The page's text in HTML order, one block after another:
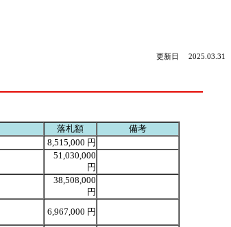
更新日 2025.03.31
落札額
備考
8,515,000 円
51,030,000
円
38,508,000
円
6,967,000 円